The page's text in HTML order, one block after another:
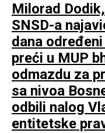
Milorad
SNSD-a
dana
preći u MUP
odmazdu za
sa nivoa
odbili nalog
entitetske